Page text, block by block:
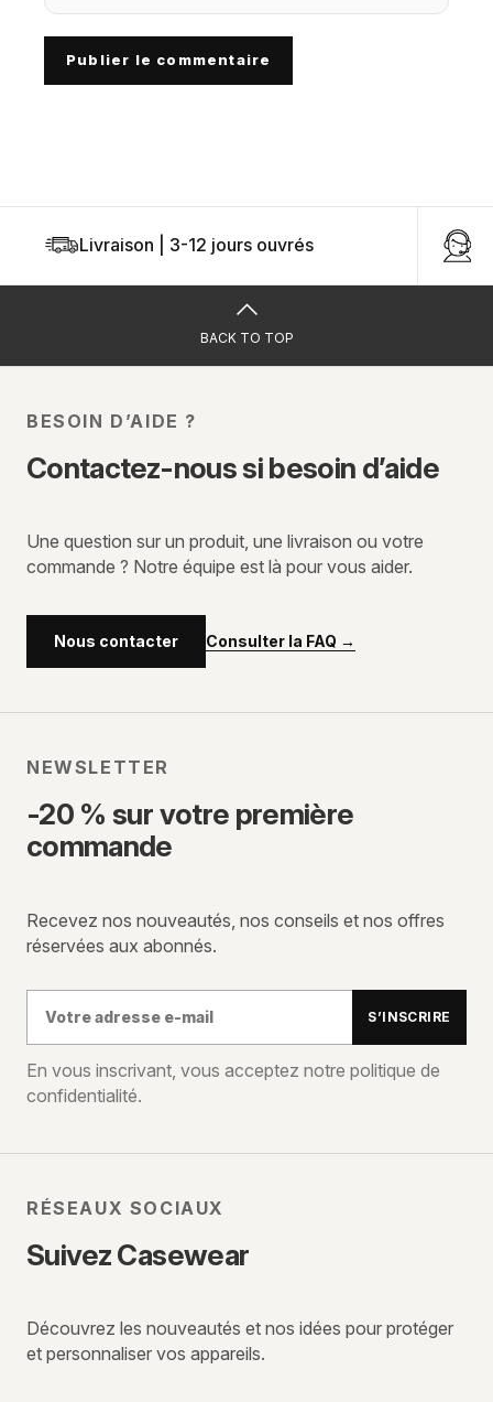
Publier le commentaire
Livraison | 3-12 jours ouvrés
BACK TO TOP
BESOIN D’AIDE ?
Contactez-nous si besoin d’aide
Une question sur un produit, une livraison ou votre
commande ? Notre équipe est là pour vous aider.
Nous contacter Consulter la FAQ →
NEWSLETTER
-20 % sur votre première
commande
Recevez nos nouveautés, nos conseils et nos offres
réservées aux abonnés.
e-
mail
S’INSCRIRE
En vous inscrivant, vous acceptez notre politique de
confidentialité.
RÉSEAUX SOCIAUX
Suivez Casewear
Découvrez les nouveautés et nos idées pour protéger
et personnaliser vos appareils.